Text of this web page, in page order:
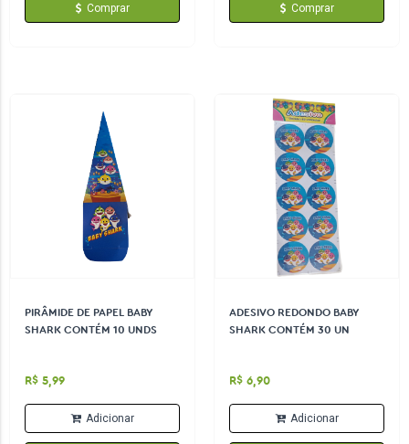
Comprar Comprar
PIRÂMIDE DE PAPEL BABY
SHARK CONTÉM 10 UNDS
R$ 5,99
Adicionar
ADESIVO REDONDO BABY
SHARK CONTÉM 30 UN
R$ 6,90
Adicionar